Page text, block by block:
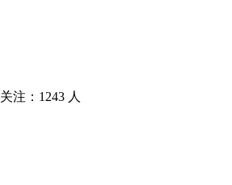
关注：1243 人